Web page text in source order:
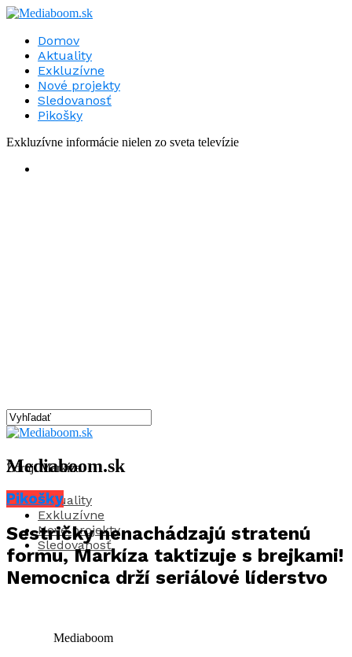
Domov
Aktuality
Exkluzívne
Nové projekty
Sledovanosť
Pikošky
Exkluzívne informácie nielen zo sveta televízie
Mediaboom.sk
Aktuality
Exkluzívne
Nové projekty
Sledovanosť
Zdroj: Markíza
Pikošky
Sestričky nenachádzajú stratenú
formu, Markíza taktizuje s brejkami!
Nemocnica drží seriálové líderstvo
Mediaboom